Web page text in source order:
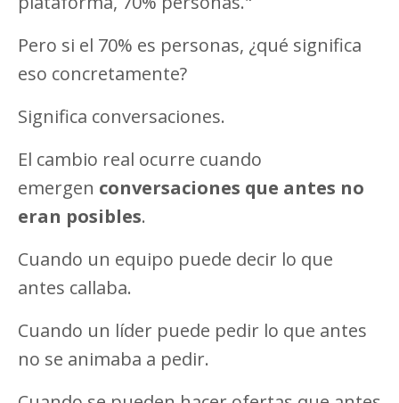
Pero si el 70% es personas, ¿qué significa
eso concretamente?
Significa conversaciones.
El cambio real ocurre cuando
emergen conversaciones que antes no
eran posibles.
Cuando un equipo puede decir lo que
antes callaba.
Cuando un líder puede pedir lo que antes
no se animaba a pedir.